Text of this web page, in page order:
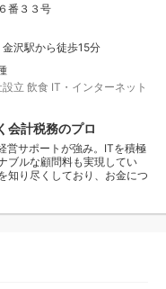
番３３号
沢駅から徒歩15分
立 飲食 IT・インターネット
会計税務のプロ
営サポートが強み。ITを積極
ブルな顧問料も実現してい
知り尽くしており、お金につ